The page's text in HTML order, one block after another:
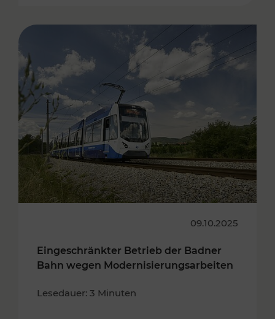
09.10.2025
Eingeschränkter Betrieb der Badner
Bahn wegen Modernisierungsarbeiten
Lesedauer: 3 Minuten